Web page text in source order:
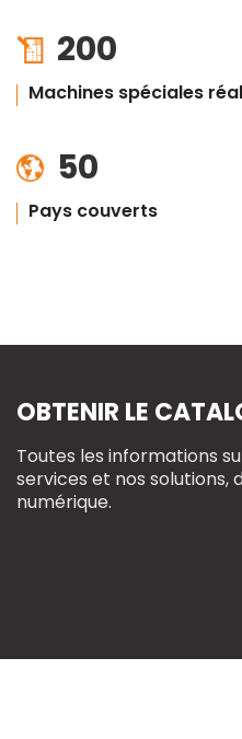
200
Machines spéciales
50
Pays couverts
OBTENIR LE
Toutes les informations
services et nos solutions,
numérique.